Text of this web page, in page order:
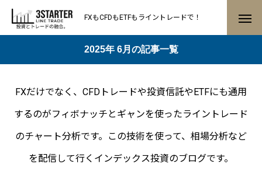
FXもCFDもETFもライントレードで！
2025年 6月の記事一覧
FXだけでなく、CFDトレードや投資信託やETFにも通用
するのがフィボナッチとギャンを使ったライントレード
のチャート分析です。この技術を使って、相場分析など
を配信して行くインデックス投資のブログです。